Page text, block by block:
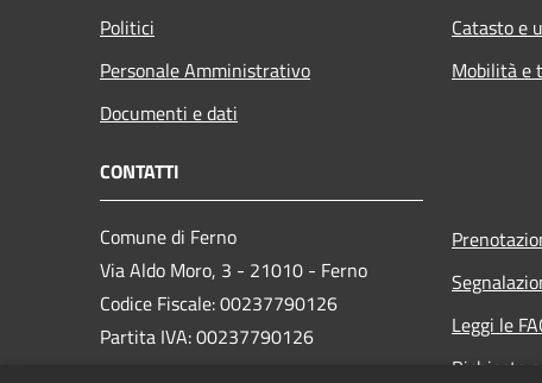
Politici
Personale Amministrativo
Documenti e dati
Catasto e
Mobilità e
CONTATTI
Comune di Ferno
Via Aldo Moro, 3 - 21010 - Ferno
Codice Fiscale: 00237790126
Partita IVA: 00237790126
Leggi le
Richiesta